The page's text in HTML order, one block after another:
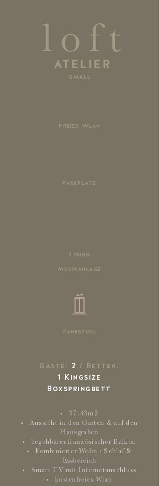
SMALL
Freies Wlan
Parkplatz
1 Hund
Musikanlage
Fahrstuhl
Gäste: 2 / Betten:
1 Kingsize
Boxspringbett
37-43m2
Aussicht in den Garten & auf den
Hausgraben
begehbarer französischer Balkon
kombinierter Wohn / Schlaf &
Essbereich
Smart TV mit Internetanschluss
kostenfreies Wlan